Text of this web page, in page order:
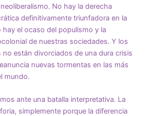
No hay la derecha
definitivamente triunfadora en la
hay el ocaso del populismo y la
de nuestras sociedades. Y los
están divorciados de una dura crisis
nuevas tormentas en las más
mundo.
ante una batalla interpretativa. La
simplemente porque la diferencia